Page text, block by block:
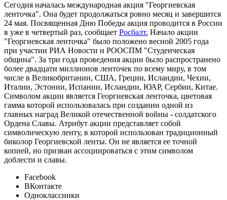
Сегодня началась международная акция "Георгиевская
ленточка". Она будет продолжаться ровно месяц и завершится
24 мая. Посвященная Дню Победы акция проводится в России
в уже в четвертый раз, сообщает Росбалт. Начало акции
"Георгиевская ленточка" было положено весной 2005 года
при участии РИА Новости и РООСПМ "Студенческая
община". За три года проведения акции было распространено
более двадцати миллионов ленточек по всему миру, в том
числе в Великобритании, США, Греции, Исландии, Чехии,
Италии, Эстонии, Испании, Исландии, ЮАР, Сербии, Китае.
Символом акции является Георгиевская ленточка, цветовая
гамма которой использовалась при создании одной из
главных наград Великой отечественной войны - солдатского
Ордена Славы. Атрибут акции представляет собой
символическую ленту, в которой использован традиционный
биколор Георгиевской ленты. Он не является ее точной
копией, но призван ассоциироваться с этим символом
доблести и славы.
Facebook
ВКонтакте
Одноклассники